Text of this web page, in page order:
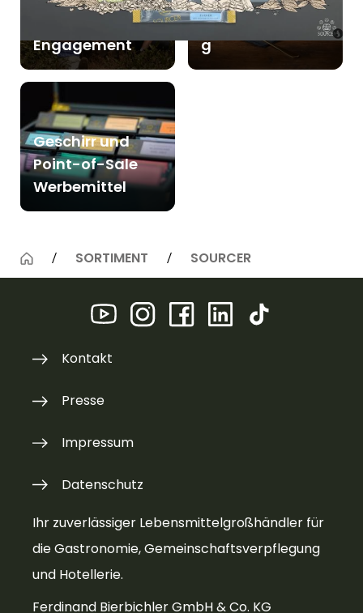
Verständnis von
Engagement
Rezeptsammlun
g
Geschirr und
Point-of-Sale
Werbemittel
SORTIMENT SOURCER
Ihr zuverlässiger Lebensmittelgroßhändler für
die Gastronomie, Gemeinschaftsverpflegung
und Hotellerie.
Ferdinand Bierbichler GmbH & Co. KG
Kontakt
Presse
Impressum
Datenschutz